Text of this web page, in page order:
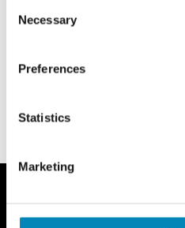
Selection
Necessary
Preferences
Statistics
Marketing